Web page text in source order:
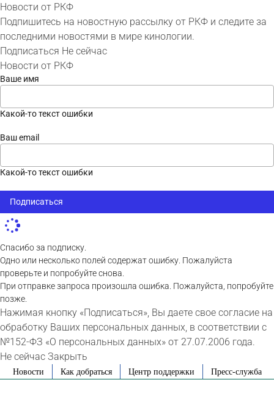
Новости от РКФ
Подпишитесь на новостную рассылку от РКФ и следите за
последними новостями в мире кинологии.
Подписаться Не сейчас
Новости от РКФ
Ваше имя
Какой-то текст ошибки
Ваш email
Какой-то текст ошибки
Подписаться
Спасибо за подписку.
Одно или несколько полей содержат ошибку. Пожалуйста
проверьте и попробуйте снова.
При отправке запроса произошла ошибка. Пожалуйста, попробуйте
позже.
Нажимая кнопку «Подписаться», Вы даете свое согласие на
обработку Ваших персональных данных, в соответствии с
№152-ФЗ «О персональных данных» от 27.07.2006 года.
Не сейчас Закрыть
SkipНовости Как добраться Центр поддержки Пресс-служба